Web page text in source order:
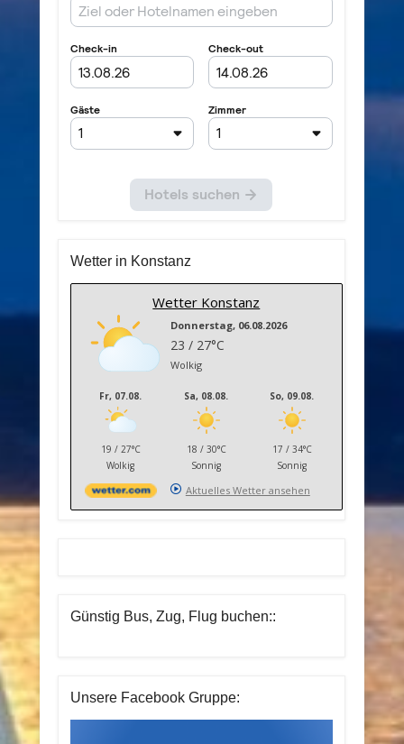
Wetter in Konstanz
Wetter Konstanz
Donnerstag, 06.08.2026
23 / 27°C
Wolkig
Fr, 07.08.
19 / 27°C
Wolkig
Sa, 08.08.
18 / 30°C
Sonnig
So, 09.08.
17 / 34°C
Sonnig
Aktuelles Wetter ansehen
Günstig Bus, Zug, Flug buchen::
Unsere Facebook Gruppe: